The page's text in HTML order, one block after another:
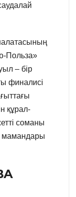
Польза»
– бір
финалисі
құрал-
соманы
мамандары